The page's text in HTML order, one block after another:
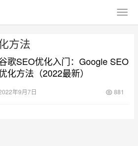
方法
歌SEO优化入门：Google SEO
化方法（2022最新）
年9月7日 881